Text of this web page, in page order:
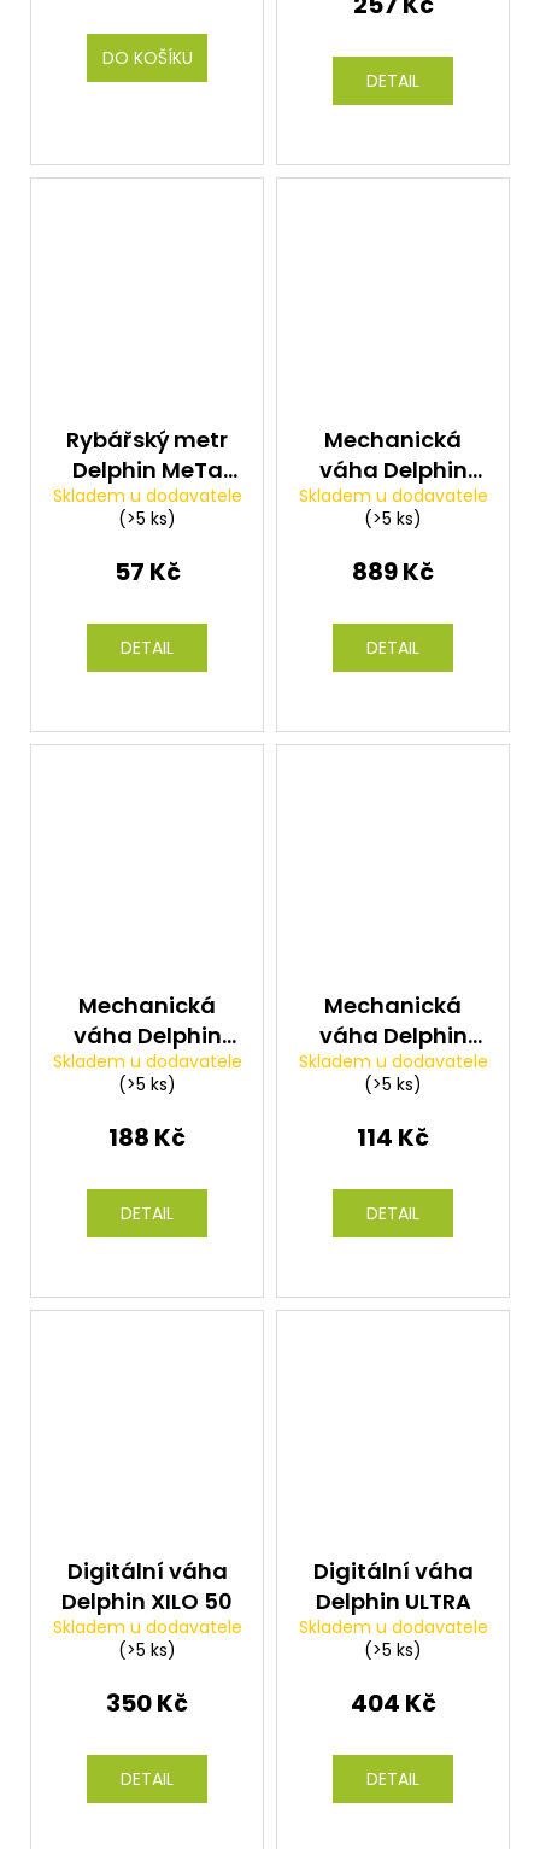
DO KOŠÍKU
DETAIL
Rybářský metr
Delphin MeTa
Camo
Skladem u dodavatele
(>5 ks)
57 Kč
DETAIL
Mechanická
váha Delphin
JUMBO
Skladem u dodavatele
(>5 ks)
889 Kč
DETAIL
Mechanická
váha Delphin
BOLD 35
Skladem u dodavatele
(>5 ks)
188 Kč
DETAIL
Mechanická
váha Delphin
BASIC
Skladem u dodavatele
(>5 ks)
114 Kč
DETAIL
Digitální váha
Delphin XILO 50
Skladem u dodavatele
(>5 ks)
350 Kč
DETAIL
Digitální váha
Delphin ULTRA
Skladem u dodavatele
(>5 ks)
404 Kč
DETAIL